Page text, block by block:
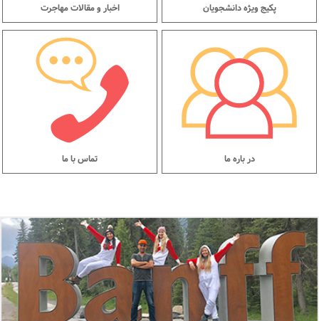
پکیج ویژه دانشجویان اخبار و مقالات مهاجرت
در باره ما تماس با ما